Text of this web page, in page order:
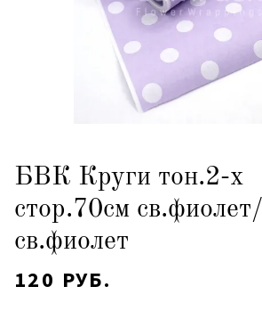
БВК Круги тон.2-х
стор.70см св.фиолет/
св.фиолет
120 РУБ.